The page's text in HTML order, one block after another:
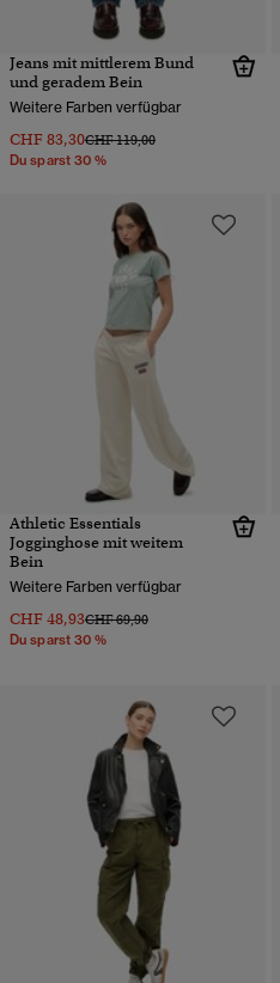
Jeans mit mittlerem Bund
und geradem Bein
Weitere Farben verfügbar
CHF 83,30Preis wurde reduziert von
CHF 119,00bis
Du sparst 30 %
Athletic Essentials
Jogginghose mit weitem
Bein
Weitere Farben verfügbar
CHF 48,93Preis wurde reduziert von
CHF 69,90bis
Du sparst 30 %